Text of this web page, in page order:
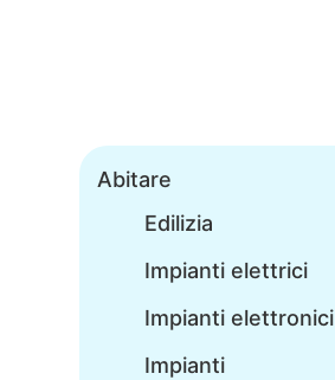
Abitare
Edilizia
Impianti elettrici
Impianti elettronici
Impianti